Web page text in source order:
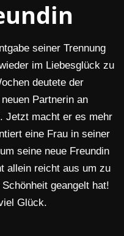
seiner Trennung
im Liebesglück zu
deutete der
Partnerin an
Jetzt macht er es mehr
eine Frau in seiner
seine neue Freundin
allein reicht aus um zu
geangelt hat!
Glück.